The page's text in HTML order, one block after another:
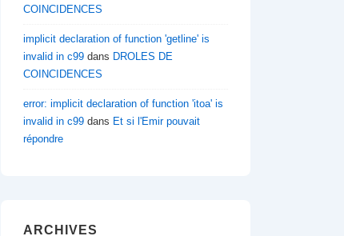
COINCIDENCES
implicit declaration of function 'getline' is
invalid in c99 dans DROLES DE
COINCIDENCES
error: implicit declaration of function 'itoa' is
invalid in c99 dans Et si l'Emir pouvait
répondre
ARCHIVES